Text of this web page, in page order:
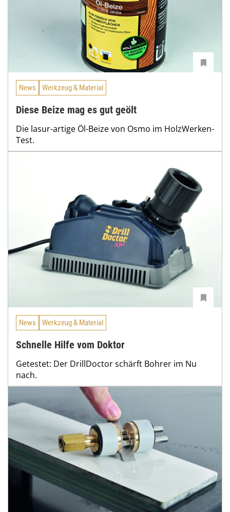
News Werkzeug & Material
Diese Beize mag es gut geölt
Die lasur-artige Öl-Beize von Osmo im HolzWerken-
Test.
News Werkzeug & Material
Schnelle Hilfe vom Doktor
Getestet: Der DrillDoctor schärft Bohrer im Nu
nach.